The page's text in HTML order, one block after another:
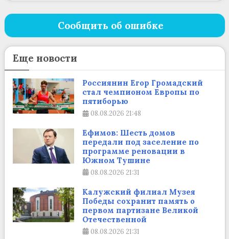
Сообщить об ошибке
Еще новости
Россиянин Егор Громадский
стал чемпионом Европы по
пятиборью
08.08.2026 21:48
Ефимов: Шесть домов
передали под заселение по
программе реновации в
Южном Тушине
08.08.2026 21:31
Калужский филиал Музея
Победы сохранит память о
первом партизане Великой
Отечественной
08.08.2026 21:31